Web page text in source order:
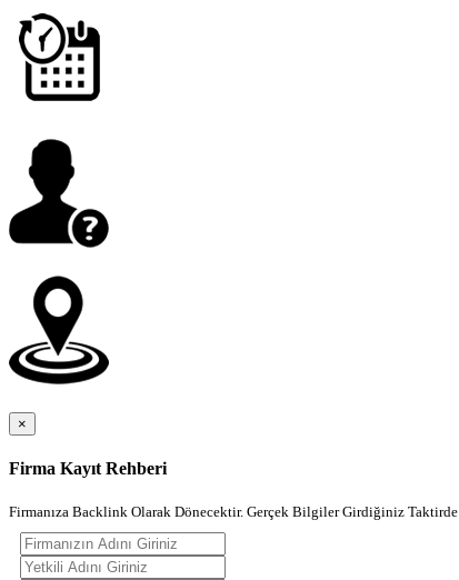
×
Firma Kayıt Rehberi
Firmanıza Backlink Olarak Dönecektir. Gerçek Bilgiler Girdiğiniz Taktirde